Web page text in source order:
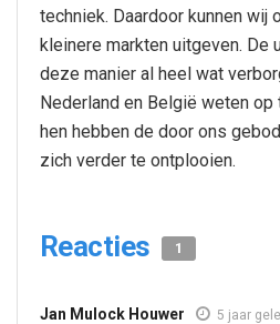
techniek. Daardoor kunnen wij
kleinere markten uitgeven. De
deze manier al heel wat
Nederland en België weten op
hen hebben de door ons
zich verder te ontplooien.
Reacties 1
Jan Mulock Houwer 5 jaar